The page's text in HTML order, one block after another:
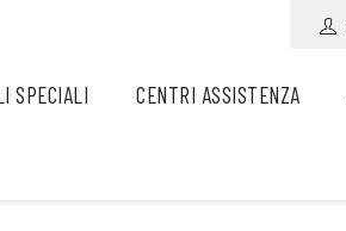
SPECIALI CENTRI ASSISTENZA